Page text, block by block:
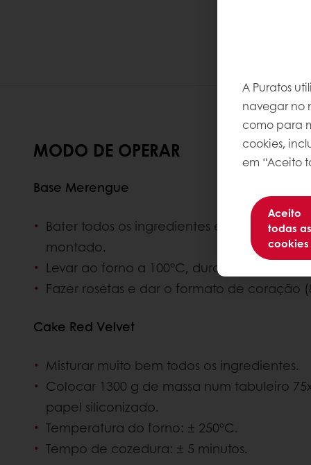
MODO DE OPERAR
Base Merengue
Bater todos os ingredientes em
montado.
Levar ao forno a 100°C, durante 90 minutos.
Fazer rosetas e dar o formato de coração
Cake Red Velvet
Misturar muito bem todos os ingredientes.
Colocar 1300 g de massa num tabuleiro
papel siliconizado.
Temperatura do forno: ± 250ºC.
Tempo de cozedura: ± 5 minutos.
A Puratos
navegar no
como para
cookies,
em “Aceito
Aceito
todas as
cookies